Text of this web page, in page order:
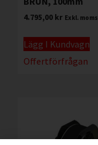
4.795,00 kr Exkl. moms
Lägg I Kundvagn
Offertförfrågan